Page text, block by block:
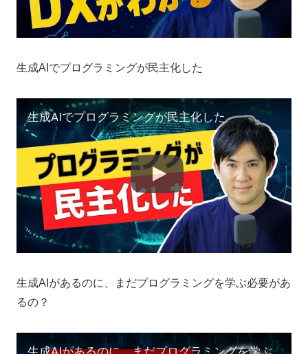
生成AIでプログラミングが民主化した
生成AIでプログラミングが民主化した
生成AIがあるのに、まだプログラミングを学ぶ必要があ
るの？
生成AIがあるのに、まだプログラミングを学ぶ必要があるの？